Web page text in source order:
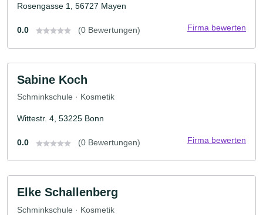
Rosengasse 1, 56727 Mayen
0.0 (0 Bewertungen) Firma bewerten
Sabine Koch
Schminkschule · Kosmetik
Wittestr. 4, 53225 Bonn
0.0 (0 Bewertungen) Firma bewerten
Elke Schallenberg
Schminkschule · Kosmetik